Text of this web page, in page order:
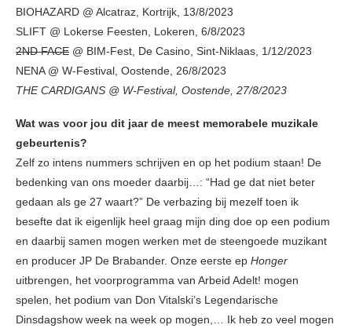
BIOHAZARD @ Alcatraz, Kortrijk, 13/8/2023
SLIFT @ Lokerse Feesten, Lokeren, 6/8/2023
2ND FACE @ BIM-Fest, De Casino, Sint-Niklaas, 1/12/2023
NENA @ W-Festival, Oostende, 26/8/2023
THE CARDIGANS @ W-Festival, Oostende, 27/8/2023
Wat was voor jou dit jaar de meest memorabele muzikale
gebeurtenis?
Zelf zo intens nummers schrijven en op het podium staan! De
bedenking van ons moeder daarbij…: “Had ge dat niet beter
gedaan als ge 27 waart?” De verbazing bij mezelf toen ik
besefte dat ik eigenlijk heel graag mijn ding doe op een podium
en daarbij samen mogen werken met de steengoede muzikant
en producer JP De Brabander. Onze eerste ep Honger
uitbrengen, het voorprogramma van Arbeid Adelt! mogen
spelen, het podium van Don Vitalski’s Legendarische
Dinsdagshow week na week op mogen,… Ik heb zo veel mogen